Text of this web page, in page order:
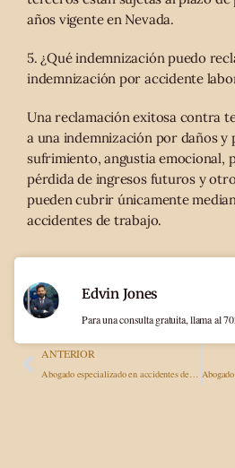
años vigente en Nevada.
5. ¿Qué indemnización puedo
indemnización por accidente
Una reclamación exitosa contra
a una indemnización por daños
sufrimiento, angustia emocional,
pérdida de ingresos futuros y
pueden cubrir únicamente
accidentes de trabajo.
ANTERIOR
Edvin Jones
Para una consulta gratuita, llama al